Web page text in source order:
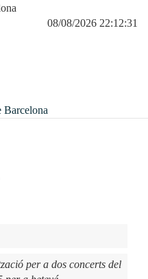
08/08/2026 22:12:31
Barcelona
per a dos concerts del